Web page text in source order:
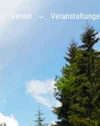
Submenu for "Klettern und
Verein
Submenu for